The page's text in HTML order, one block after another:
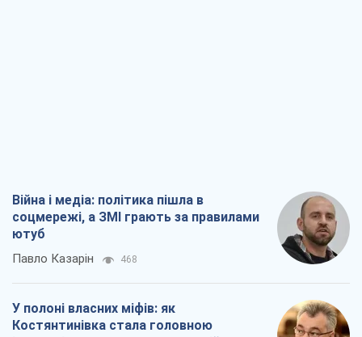
Війна і медіа: політика пішла в
соцмережі, а ЗМІ грають за правилами
ютуб
Павло Казарін 468
У полоні власних міфів: як
Костянтинівка стала головною